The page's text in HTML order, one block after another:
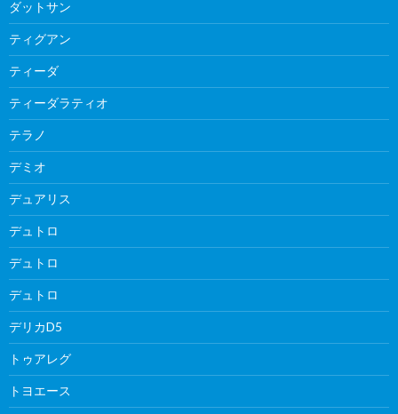
ダットサン
ティグアン
ティーダ
ティーダラティオ
テラノ
デミオ
デュアリス
デュトロ
デュトロ
デュトロ
デリカD5
トゥアレグ
トヨエース